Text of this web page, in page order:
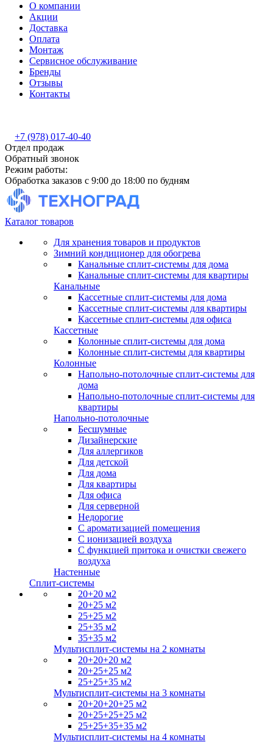
О компании
Акции
Доставка
Оплата
Монтаж
Сервисное обслуживание
Бренды
Отзывы
Контакты
+7 (978) 017-40-40
Отдел продаж
Обратный звонок
Режим работы:
Обработка заказов с 9:00 до 18:00 по будням
Каталог товаров
Для хранения товаров и продуктов
Зимний кондиционер для обогрева
Канальные сплит-системы для дома
Канальные сплит-системы для квартиры
Канальные
Кассетные сплит-системы для дома
Кассетные сплит-системы для квартиры
Кассетные сплит-системы для офиса
Кассетные
Колонные сплит-системы для дома
Колонные сплит-системы для квартиры
Колонные
Напольно-потолочные сплит-системы для
дома
Напольно-потолочные сплит-системы для
квартиры
Напольно-потолочные
Бесшумные
Дизайнерские
Для аллергиков
Для детской
Для дома
Для квартиры
Для офиса
Для серверной
Недорогие
С ароматизацией помещения
С ионизацией воздуха
С функцией притока и очистки свежего
воздуха
Настенные
Сплит-системы
20+20 м2
20+25 м2
25+25 м2
25+35 м2
35+35 м2
Мультисплит-системы на 2 комнаты
20+20+20 м2
20+25+25 м2
25+25+35 м2
Мультисплит-системы на 3 комнаты
20+20+20+25 м2
20+25+25+25 м2
25+25+35+35 м2
Мультисплит-системы на 4 комнаты